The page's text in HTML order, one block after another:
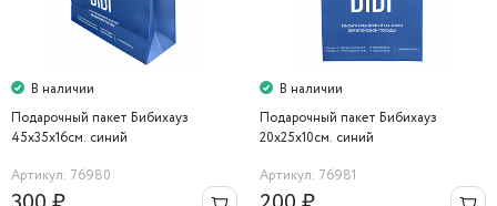
В наличии
Подарочный пакет Бибихауз
45х35х16см. синий
Артикул: 76980
В наличии
Подарочный пакет Бибихауз
20х25х10см. синий
Артикул: 76981